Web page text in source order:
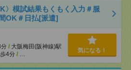
〉模試結果もくもく入力＃服
OK＃日払[派遣]
/ 大阪梅田(阪神線)駅
4分 / …
気になる！